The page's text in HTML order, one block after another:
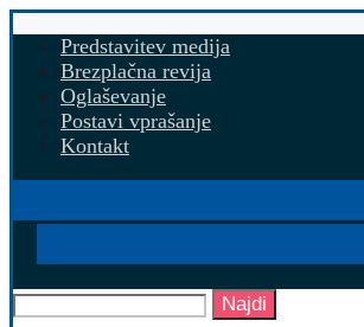
Predstavitev medija
Brezplačna revija
Oglaševanje
Postavi vprašanje
Kontakt
Najdi